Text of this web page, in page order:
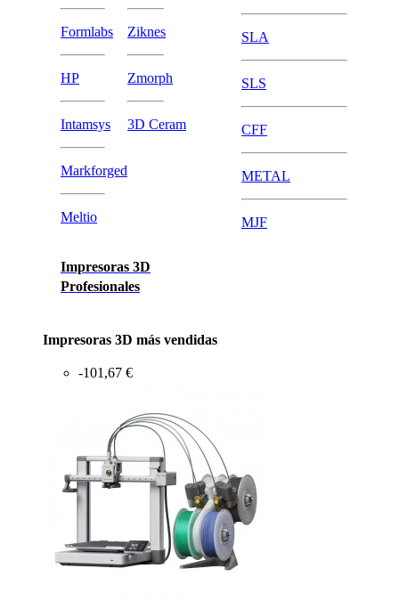
Formlabs
HP
Intamsys
Markforged
Meltio
Ziknes
Zmorph
3D Ceram
Impresoras 3D
Profesionales
SLA
SLS
CFF
METAL
MJF
Impresoras 3D más vendidas
-101,67 €